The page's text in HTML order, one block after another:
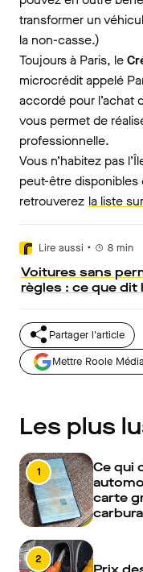
transformer un
la non-casse.)
Toujours à Paris, le
microcrédit appelé
accordé pour l’achat
vous permet de
professionnelle.
Vous n’habitez pas
peut-être disponibles
retrouverez la liste
Lire aussi • 8 min
Voitures sans
règles : ce que dit
Partager l'article
Mettre Roole
Les plus
1
Ce qui
carte
2